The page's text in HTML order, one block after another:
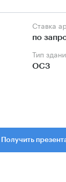
Ставка
по
Тип
ОСЗ
Получить